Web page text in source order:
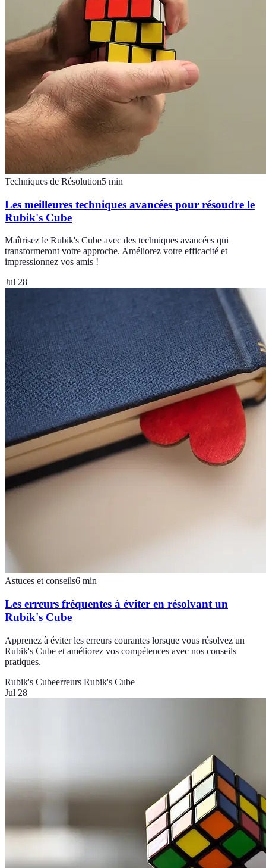
Techniques de Résolution5 min
Les meilleures techniques avancées pour résoudre le
Rubik's Cube
Maîtrisez le Rubik's Cube avec des techniques avancées qui
transformeront votre approche. Améliorez votre efficacité et
impressionnez vos amis !
Jul 28
Astuces et conseils6 min
Les erreurs fréquentes à éviter en résolvant un
Rubik's Cube
Apprenez à éviter les erreurs courantes lorsque vous résolvez un
Rubik's Cube et améliorez vos compétences avec nos conseils
pratiques.
Rubik's Cubeerreurs Rubik's Cube
Jul 28